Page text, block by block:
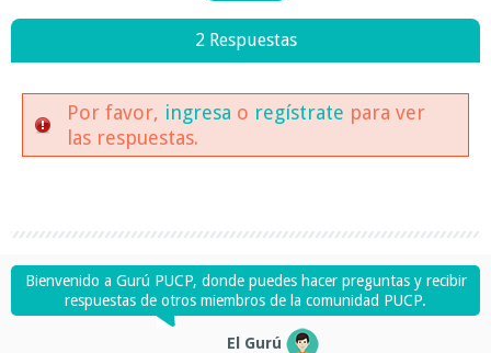
2 Respuestas
Por favor, ingresa o regístrate para ver
las respuestas.
Bienvenido a Gurú PUCP, donde puedes hacer preguntas y recibir
respuestas de otros miembros de la comunidad PUCP.
El Gurú